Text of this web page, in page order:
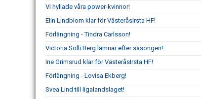
VI hyllade våra power-kvinnor!
Elin Lindblom klar för VästeråsIrsta HF!
Förlängning - Tindra Carlsson!
Victoria Solli Berg lämnar efter säsongen!
Ine Grimsrud klar för VästeråsIrsta HF!
Förlängning - Lovisa Ekberg!
Svea Lind till ligalandslaget!